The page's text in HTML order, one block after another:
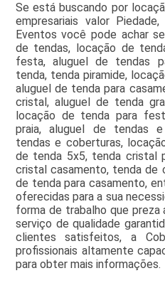
Se está buscando por
empresariais valor
Eventos você pode achar
de tendas, locação de
festa, aluguel de tendas
tenda, tenda piramide,
aluguel de tenda para
cristal, aluguel de tenda
locação de tenda para
praia, aluguel de tendas
tendas e coberturas,
de tenda 5x5, tenda cristal
cristal casamento, tenda de
de tenda para casamento,
oferecidas para a sua
forma de trabalho que preza
serviço de qualidade
clientes satisfeitos, a
profissionais altamente
para obter mais informações.